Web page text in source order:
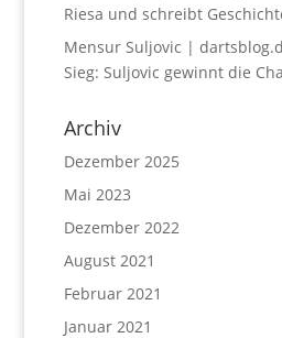
Riesa und schreibt
Mensur Suljovic |
Sieg: Suljovic gewinnt die
Archiv
Dezember 2025
Mai 2023
Dezember 2022
August 2021
Februar 2021
Januar 2021